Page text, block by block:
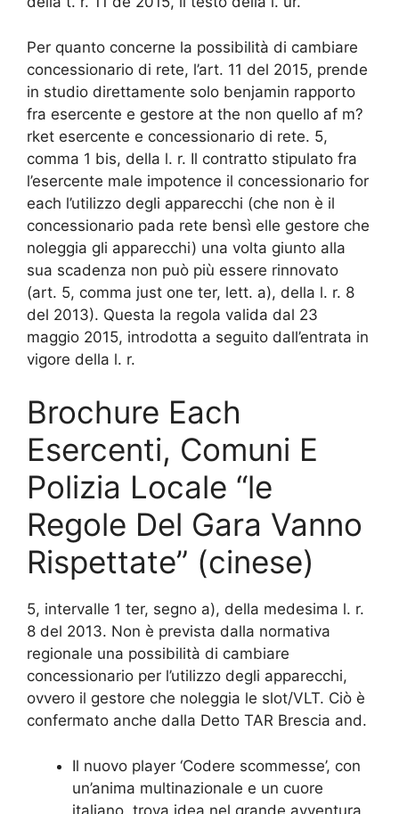
Per quanto concerne la possibilità di cambiare
concessionario di rete, l’art. 11 del 2015, prende
in studio direttamente solo benjamin rapporto
fra esercente e gestore at the non quello af m?
rket esercente e concessionario di rete. 5,
comma 1 bis, della l. r. Il contratto stipulato fra
l’esercente male impotence il concessionario for
each l’utilizzo degli apparecchi (che non è il
concessionario pada rete bensì elle gestore che
noleggia gli apparecchi) una volta giunto alla
sua scadenza non può più essere rinnovato
(art. 5, comma just one ter, lett. a), della l. r. 8
del 2013). Questa la regola valida dal 23
maggio 2015, introdotta a seguito dall’entrata in
vigore della l. r.
Brochure Each
Esercenti, Comuni E
Polizia Locale “le
Regole Del Gara Vanno
Rispettate” (cinese)
5, intervalle 1 ter, segno a), della medesima l. r.
8 del 2013. Non è prevista dalla normativa
regionale una possibilità di cambiare
concessionario per l’utilizzo degli apparecchi,
ovvero il gestore che noleggia le slot/VLT. Ciò è
confermato anche dalla Detto TAR Brescia and.
Il nuovo player ‘Codere scommesse’, con
un’anima multinazionale e un cuore
italiano, trova idea nel grande avventura